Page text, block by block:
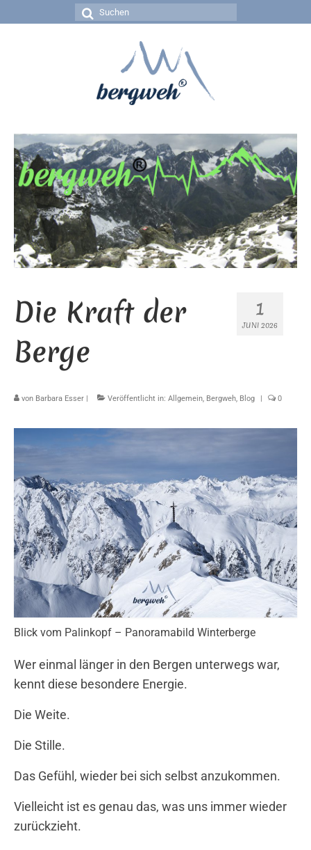
Suchen
1
JUNI 2026
Die Kraft der
Berge
von Barbara Esser | Veröffentlicht in: Allgemein, Bergweh, Blog | 0
Blick vom Palinkopf – Panoramabild Winterberge
Wer einmal länger in den Bergen unterwegs war,
kennt diese besondere Energie.
Die Weite.
Die Stille.
Das Gefühl, wieder bei sich selbst anzukommen.
Vielleicht ist es genau das, was uns immer wieder
zurückzieht.